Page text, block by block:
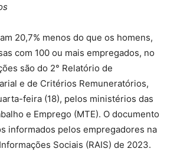
20,7% menos do que os homens,
com 100 ou mais empregados, no
são do 2° Relatório de
e de Critérios Remuneratórios,
feira (18), pelos ministérios das
e Emprego (MTE). O documento
informados pelos empregadores na
Sociais (RAIS) de 2023.